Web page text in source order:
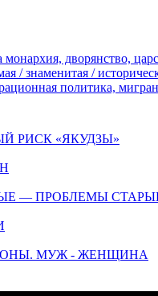
монархия, дворянство,
/ знаменитая /
политика,
РИСК «ЯКУДЗЫ»
— ПРОБЛЕМЫ
МУЖ - ЖЕНЩИНА